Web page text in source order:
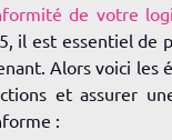
de votre
il est essentiel de
Alors voici les
et assurer
: